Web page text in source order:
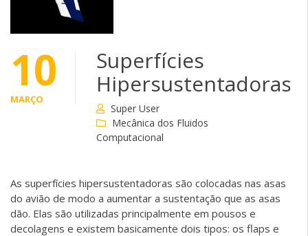
10
MARÇO
Superfícies
Hipersustentadoras
Super User
Mecânica dos Fluidos
Computacional
As superfícies hipersustentadoras são colocadas nas asas
do avião de modo a aumentar a sustentação que as asas
dão. Elas são utilizadas principalmente em pousos e
decolagens e existem basicamente dois tipos: os flaps e